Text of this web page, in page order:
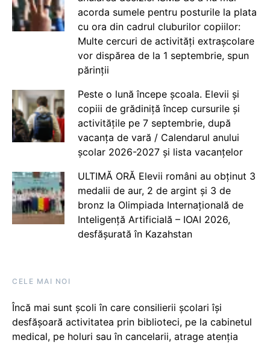
acorda sumele pentru posturile la plata
cu ora din cadrul cluburilor copiilor:
Multe cercuri de activități extrașcolare
vor dispărea de la 1 septembrie, spun
părinții
Peste o lună începe școala. Elevii și
copiii de grădiniță încep cursurile și
activitățile pe 7 septembrie, după
vacanța de vară / Calendarul anului
școlar 2026-2027 și lista vacanțelor
ULTIMĂ ORĂ Elevii români au obținut 3
medalii de aur, 2 de argint și 3 de
bronz la Olimpiada Internațională de
Inteligență Artificială – IOAI 2026,
desfășurată în Kazahstan
CELE MAI NOI
Încă mai sunt școli în care consilierii școlari își
desfășoară activitatea prin biblioteci, pe la cabinetul
medical, pe holuri sau în cancelarii, atrage atenția